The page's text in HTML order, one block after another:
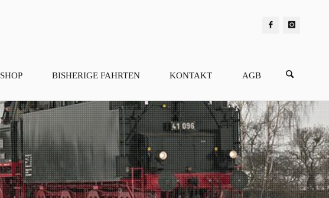
SHOP BISHERIGE FAHRTEN KONTAKT AGB